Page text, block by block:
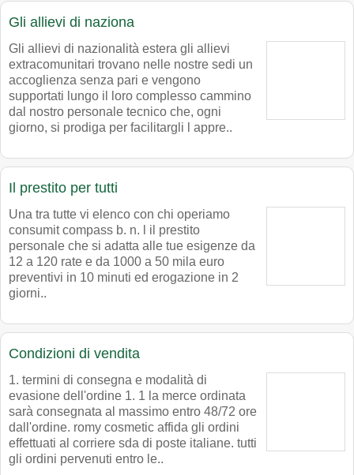
Gli allievi di naziona
Gli allievi di nazionalità estera gli allievi
extracomunitari trovano nelle nostre sedi un
accoglienza senza pari e vengono
supportati lungo il loro complesso cammino
dal nostro personale tecnico che, ogni
giorno, si prodiga per facilitargli l appre..
Il prestito per tutti
Una tra tutte vi elenco con chi operiamo
consumit compass b. n. l il prestito
personale che si adatta alle tue esigenze da
12 a 120 rate e da 1000 a 50 mila euro
preventivi in 10 minuti ed erogazione in 2
giorni..
Condizioni di vendita
1. termini di consegna e modalità di
evasione dell'ordine 1. 1 la merce ordinata
sarà consegnata al massimo entro 48/72 ore
dall'ordine. romy cosmetic affida gli ordini
effettuati al corriere sda di poste italiane. tutti
gli ordini pervenuti entro le..